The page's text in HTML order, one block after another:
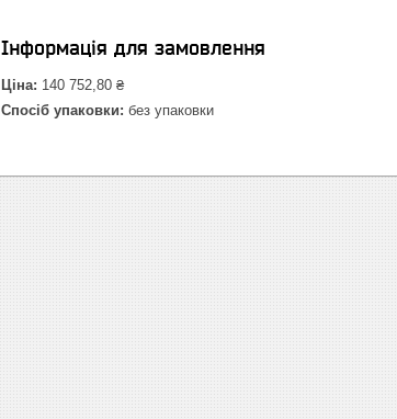
Інформація для замовлення
Ціна: 140 752,80 ₴
Спосіб упаковки: без упаковки